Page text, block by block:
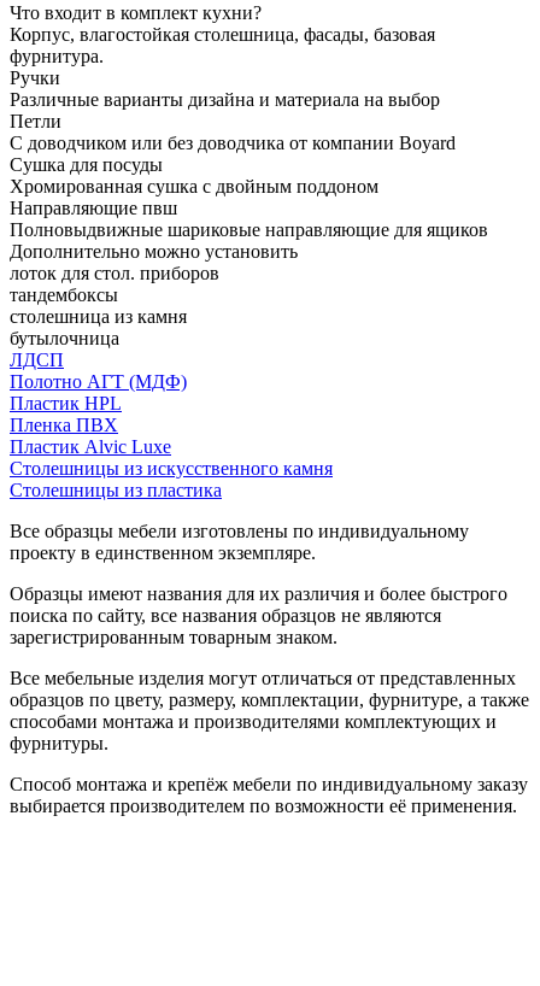
Что входит в комплект кухни?
Корпус, влагостойкая столешница, фасады, базовая
фурнитура.
Ручки
Различные варианты дизайна и материала на выбор
Петли
С доводчиком или без доводчика от компании Boyard
Сушка для посуды
Хромированная сушка с двойным поддоном
Направляющие пвш
Полновыдвижные шариковые направляющие для ящиков
Дополнительно можно установить
лоток для стол. приборов
тандембоксы
столешница из камня
бутылочница
ЛДСП
Полотно АГТ (МДФ)
Пластик HPL
Пленка ПВХ
Пластик Alvic Luxe
Столешницы из искусственного камня
Столешницы из пластика
Все образцы мебели изготовлены по индивидуальному
проекту в единственном экземпляре.
Образцы имеют названия для их различия и более быстрого
поиска по сайту, все названия образцов не являются
зарегистрированным товарным знаком.
Все мебельные изделия могут отличаться от представленных
образцов по цвету, размеру, комплектации, фурнитуре, а также
способами монтажа и производителями комплектующих и
фурнитуры.
Способ монтажа и крепёж мебели по индивидуальному заказу
выбирается производителем по возможности её применения.